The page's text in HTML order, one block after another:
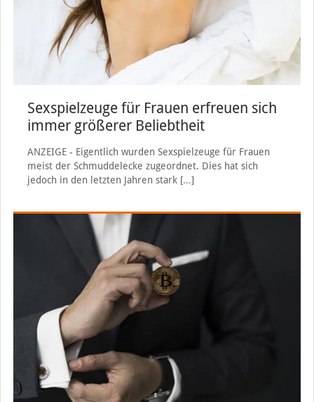
Sexspielzeuge für Frauen erfreuen sich
immer größerer Beliebtheit
ANZEIGE - Eigentlich wurden Sexspielzeuge für Frauen
meist der Schmuddelecke zugeordnet. Dies hat sich
jedoch in den letzten Jahren stark[…]